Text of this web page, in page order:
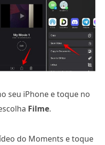
seu iPhone e toque no
Filme.
do Moments e toque